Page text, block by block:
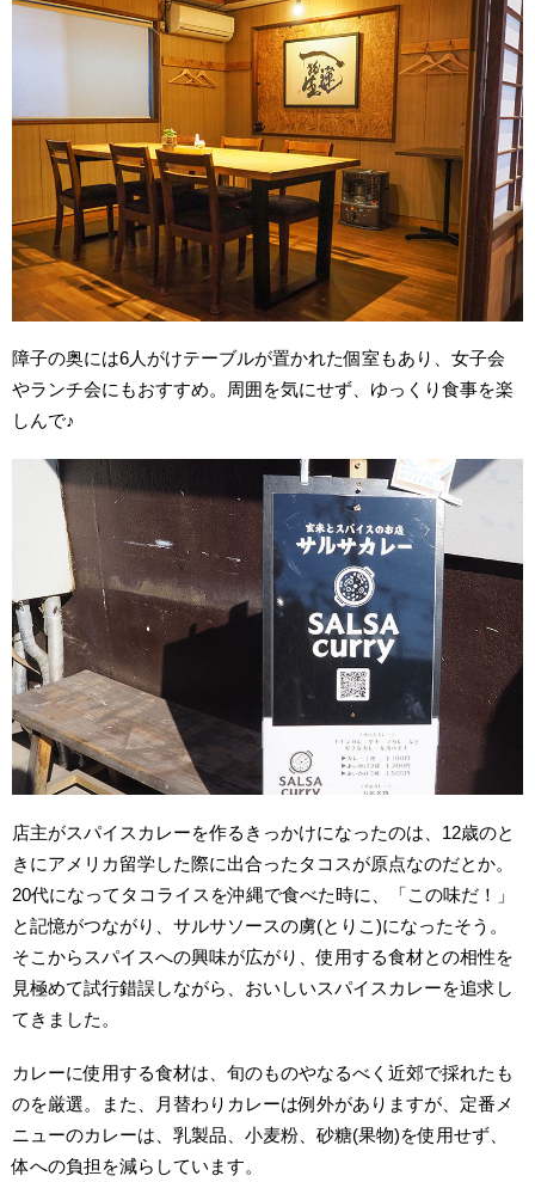
障子の奥には6人がけテーブルが置かれた個室もあり、女子会
やランチ会にもおすすめ。周囲を気にせず、ゆっくり食事を楽
しんで♪
店主がスパイスカレーを作るきっかけになったのは、12歳のと
きにアメリカ留学した際に出合ったタコスが原点なのだとか。
20代になってタコライスを沖縄で食べた時に、「この味だ！」
と記憶がつながり、サルサソースの虜(とりこ)になったそう。
そこからスパイスへの興味が広がり、使用する食材との相性を
見極めて試行錯誤しながら、おいしいスパイスカレーを追求し
てきました。
カレーに使用する食材は、旬のものやなるべく近郊で採れたも
のを厳選。また、月替わりカレーは例外がありますが、定番メ
ニューのカレーは、乳製品、小麦粉、砂糖(果物)を使用せず、
体への負担を減らしています。